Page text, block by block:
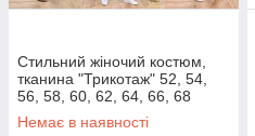
Стильний жіночий костюм,
тканина "Трикотаж" 52, 54,
56, 58, 60, 62, 64, 66, 68
розмір 52
Немає в наявності